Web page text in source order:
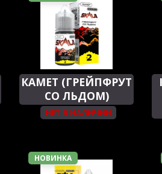
КАМЕТ (ГРЕЙПФРУТ
СО ЛЬДОМ)
НЕТ В НАЛИЧИИ
НОВИНКА